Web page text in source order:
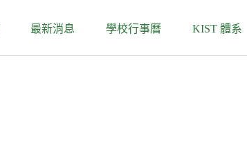
最新消息 學校行事曆 KIST 體系